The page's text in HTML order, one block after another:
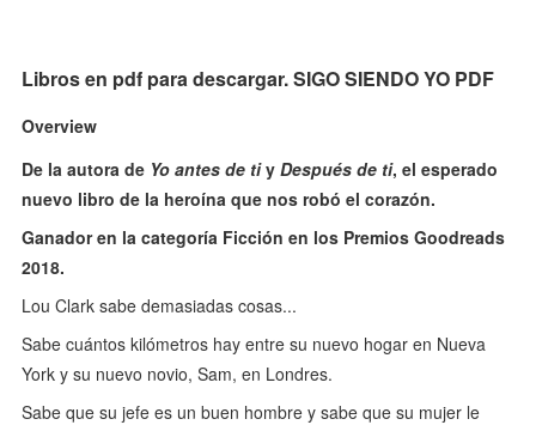
Libros en pdf para descargar. SIGO SIENDO YO PDF
Overview
De la autora de Yo antes de tiy Después de ti, el esperado
nuevo libro de la heroína que nos robó el corazón.
Ganador en la categoría Ficción en los Premios Goodreads
2018.
Lou Clark sabe demasiadas cosas...
Sabe cuántos kilómetros hay entre su nuevo hogar en Nueva
York y su nuevo novio, Sam, en Londres.
Sabe que su jefe es un buen hombre y sabe que su mujer le